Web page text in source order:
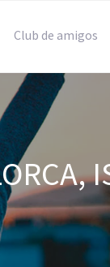
Club de amigos